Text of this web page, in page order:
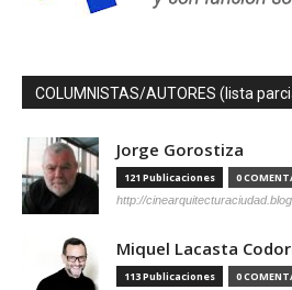
COLUMNISTAS/AUTORES (lista
Jorge Gorostiza
121 Publicaciones 0
http://
Miquel Lacasta
113 Publicaciones 0